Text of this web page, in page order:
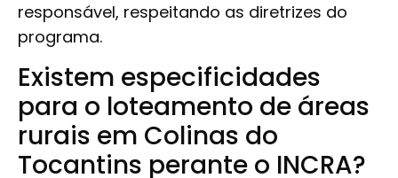
responsável, respeitando as diretrizes do
programa.
Existem especificidades
para o loteamento de áreas
rurais em Colinas do
Tocantins perante o INCRA?